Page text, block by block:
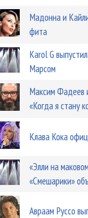
Мадонна и
фита
Karol G
Марсом
Максим Фадеев
«Когда я стану
Клава Кока
«Элли на
«Смешарики»
Авраам Руссо